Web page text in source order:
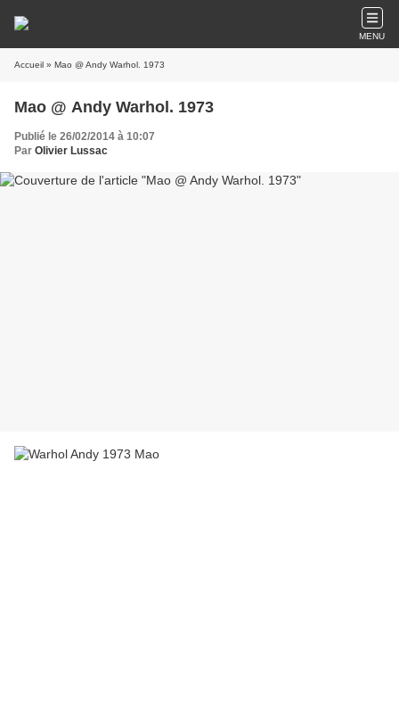
MENU
Accueil » Mao @ Andy Warhol. 1973
Mao @ Andy Warhol. 1973
Publié le 26/02/2014 à 10:07
Par Olivier Lussac